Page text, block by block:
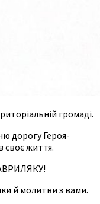
громаді.
дорогу Героя-
своє життя.
й молитви з вами.